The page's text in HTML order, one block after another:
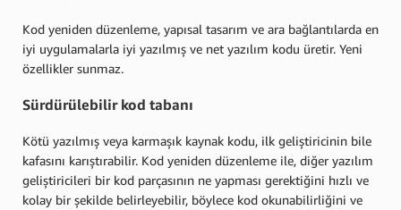
Kod yeniden düzenleme, yapısal tasarım ve ara bağlantılarda en
iyi uygulamalarla iyi yazılmış ve net yazılım kodu üretir. Yeni
özellikler sunmaz.
Sürdürülebilir kod tabanı
Kötü yazılmış veya karmaşık kaynak kodu, ilk geliştiricinin bile
kafasını karıştırabilir. Kod yeniden düzenleme ile, diğer yazılım
geliştiricileri bir kod parçasının ne yapması gerektiğini hızlı ve
kolay bir şekilde belirleyebilir, böylece kod okunabilirliğini ve